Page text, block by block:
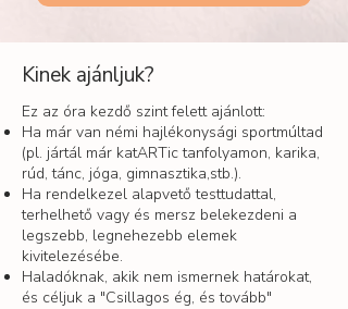
Ez az óra kezdő szint felett ajánlott:
Ha már van némi hajlékonysági sportmúltad
(pl. jártál már katARTic tanfolyamon, karika,
rúd, tánc, jóga, gimnasztika,stb.).
Ha rendelkezel alapvető testtudattal,
terhelhető vagy és mersz belekezdeni a
legszebb, legnehezebb elemek
kivitelezésébe.
Haladóknak, akik nem ismernek határokat,
és céljuk a "Csillagos ég, és tovább"
Kinek ajánljuk?